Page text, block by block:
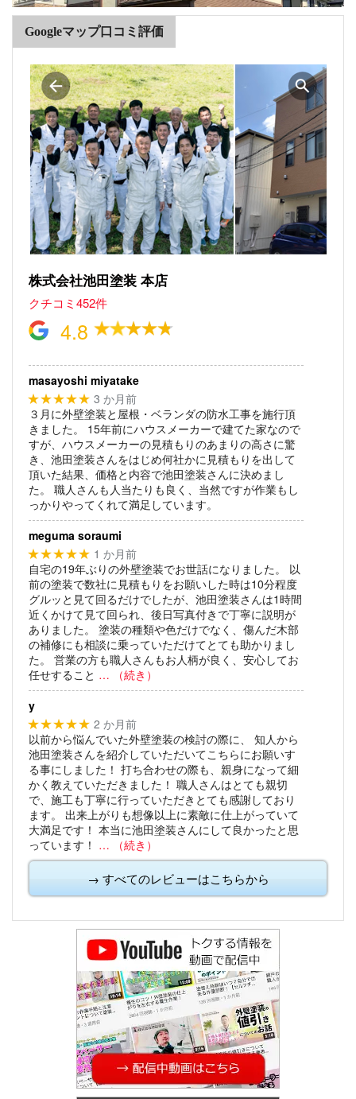
Googleマップ口コミ評価
株式会社池田塗装 本店
クチコミ452件
4.8
masayoshi miyatake
★★★★★ 3 か月前
３月に外壁塗装と屋根・ベランダの防水工事を施行頂
きました。
15年前にハウスメーカーで建てた家なので
すが、ハウスメーカーの見積もりのあまりの高さに驚
き、池田塗装さんをはじめ何社かに見積もりを出して
頂いた結果、価格と内容で池田塗装さんに決めまし
た。
職人さんも人当たりも良く、当然ですが作業もし
っかりやってくれて満足しています。
meguma soraumi
★★★★★ 1 か月前
自宅の19年ぶりの外壁塗装でお世話になりました。
以
前の塗装で数社に見積もりをお願いした時は10分程度
グルッと見て回るだけでしたが、池田塗装さんは1時間
近くかけて見て回られ、後日写真付きで丁寧に説明が
ありました。
塗装の種類や色だけでなく、傷んだ木部
の補修にも相談に乗っていただけてとても助かりまし
た。
営業の方も職人さんもお人柄が良く、安心してお
任せすること … （続き）
y
★★★★★ 2 か月前
以前から悩んでいた外壁塗装の検討の際に、
知人から
池田塗装さんを紹介していただいてこちらにお願いす
る事にしました！ 打ち合わせの際も、親身になって細
かく教えていただきました！ 職人さんはとても親切
で、施工も丁寧に行っていただきとても感謝しており
ます。
出来上がりも想像以上に素敵に仕上がっていて
大満足です！ 本当に池田塗装さんにして良かったと思
っています！ … （続き）
→ すべてのレビューはこちらから